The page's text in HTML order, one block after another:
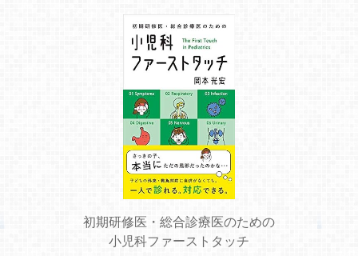
初期研修医・総合診療医のための
小児科ファーストタッチ